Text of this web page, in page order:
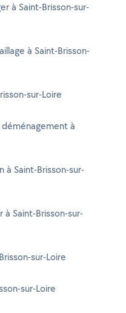
à Saint-Brisson-sur-
à Saint-Brisson-
sur-Loire
à
à Saint-Brisson-sur-
Saint-Brisson-sur-
sur-Loire
sur-Loire